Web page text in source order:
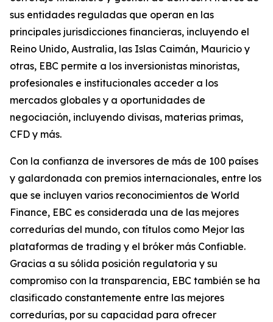
sus entidades reguladas que operan en las
principales jurisdicciones financieras, incluyendo el
Reino Unido, Australia, las Islas Caimán, Mauricio y
otras, EBC permite a los inversionistas minoristas,
profesionales e institucionales acceder a los
mercados globales y a oportunidades de
negociación, incluyendo divisas, materias primas,
CFD y más.
Con la confianza de inversores de más de 100 países
y galardonada con premios internacionales, entre los
que se incluyen varios reconocimientos de World
Finance, EBC es considerada una de las mejores
corredurías del mundo, con títulos como Mejor las
plataformas de trading y el bróker más Confiable.
Gracias a su sólida posición regulatoria y su
compromiso con la transparencia, EBC también se ha
clasificado constantemente entre las mejores
corredurías, por su capacidad para ofrecer